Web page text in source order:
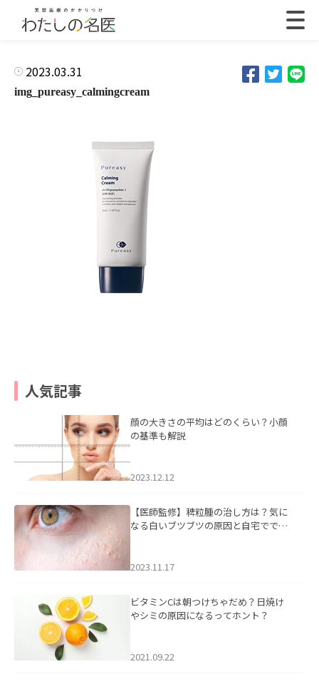
2023.03.31
img_pureasy_calmingcream
人気記事
顔の大きさの平均はどのくらい？小顔
の基準も解説
2023.12.12
【医師監修】稗粒腫の治し方は？気に
なる白いブツブツの原因と自宅ででき
2023.11.17
ビタミンCは朝つけちゃだめ？日焼け
やシミの原因になるってホント？
2021.09.22